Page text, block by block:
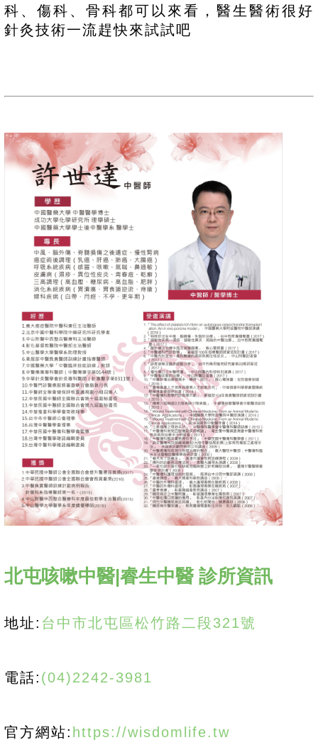
科、傷科、骨科都可以來看，醫生醫術很好
針灸技術一流趕快來試試吧
北屯咳嗽中醫|睿生中醫 診所資訊
地址: 台中市北屯區松竹路二段321號
電話: (04)2242-3981
官方網站: https://wisdomlife.tw